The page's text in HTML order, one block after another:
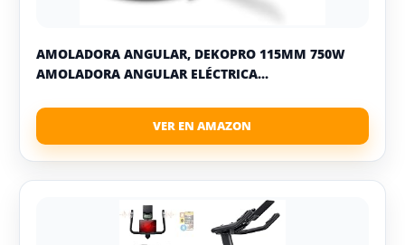
AMOLADORA ANGULAR, DEKOPRO 115MM 750W
AMOLADORA ANGULAR ELÉCTRICA...